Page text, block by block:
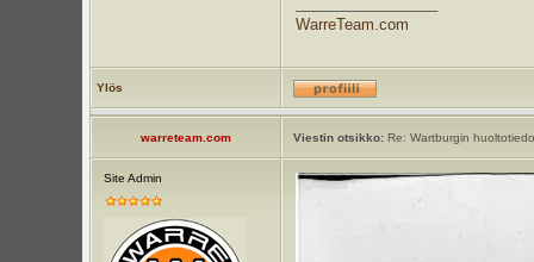
WarreTeam.com
Ylös
warreteam.com Viestin otsikko:Re: Wartburgin
Site Admin